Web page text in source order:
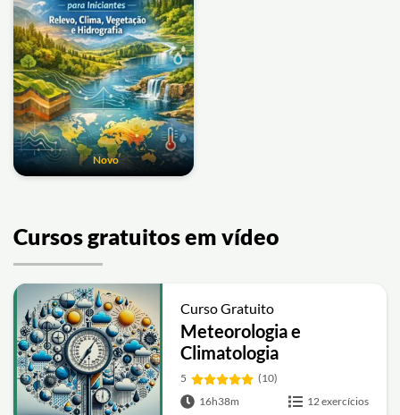
Novo
Cursos gratuitos em vídeo
Curso Gratuito
Meteorologia e
Climatologia
5
(10)
16h38m
12 exercícios